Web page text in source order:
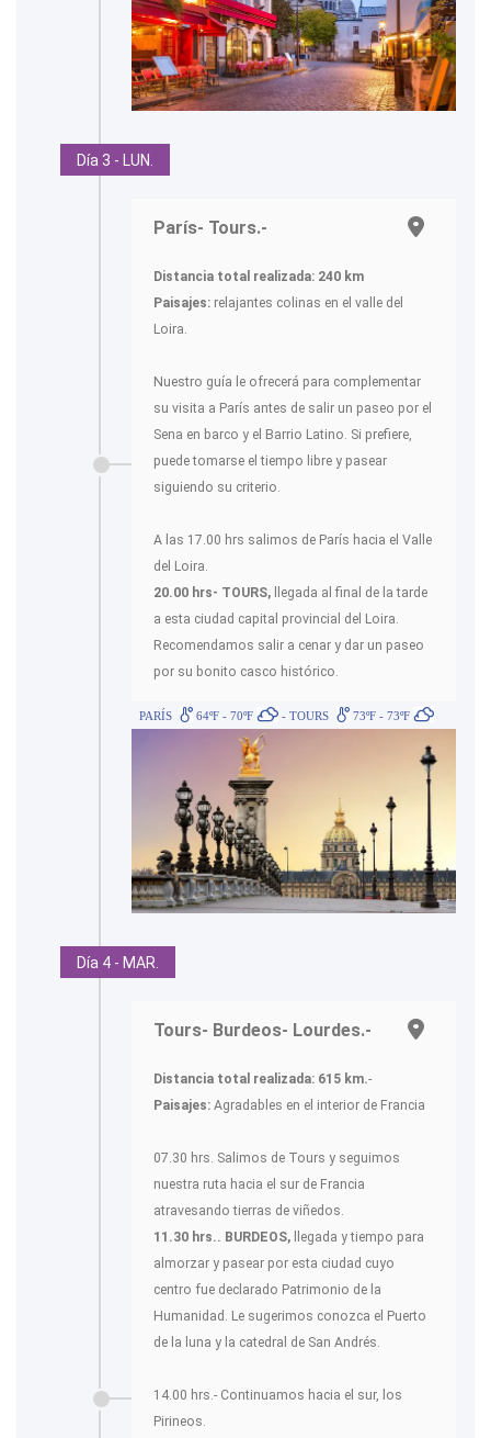
Día 3 - LUN.
París- Tours.-
Distancia total realizada: 240 km
Paisajes: relajantes colinas en el valle del
Loira.
Nuestro guía le ofrecerá para complementar
su visita a París antes de salir un paseo por el
Sena en barco y el Barrio Latino. Si prefiere,
puede tomarse el tiempo libre y pasear
siguiendo su criterio.
A las 17.00 hrs salimos de París hacia el Valle
del Loira.
20.00 hrs- TOURS, llegada al final de la tarde
a esta ciudad capital provincial del Loira.
Recomendamos salir a cenar y dar un paseo
por su bonito casco histórico.
PARÍS 64ºF - 70ºF - TOURS 73ºF - 73ºF
Día 4 - MAR.
Tours- Burdeos- Lourdes.-
Distancia total realizada: 615 km.-
Paisajes: Agradables en el interior de Francia
07.30 hrs. Salimos de Tours y seguimos
nuestra ruta hacia el sur de Francia
atravesando tierras de viñedos.
11.30 hrs.. BURDEOS,
llegada y tiempo para
almorzar y pasear por esta ciudad cuyo
centro fue declarado Patrimonio de la
Humanidad. Le sugerimos conozca el Puerto
de la luna y la catedral de San Andrés.
14.00 hrs.- Continuamos hacia el sur, los
Pirineos.